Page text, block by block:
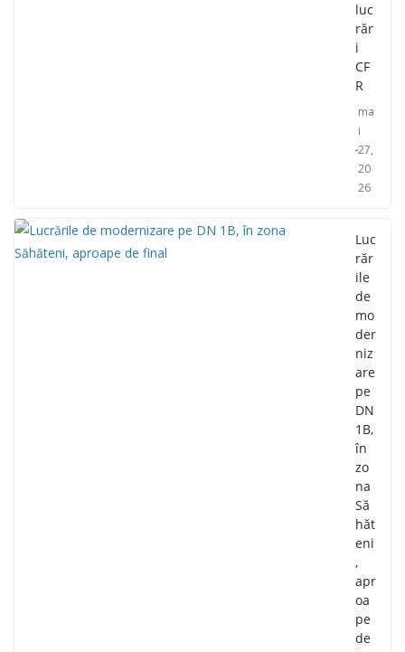
luc
răr
i
CF
R
ma
i
27,
20
26
Luc
răr
ile
de
mo
der
niz
are
pe
DN
1B,
în
zo
na
Să
hăt
eni
,
apr
oa
pe
de